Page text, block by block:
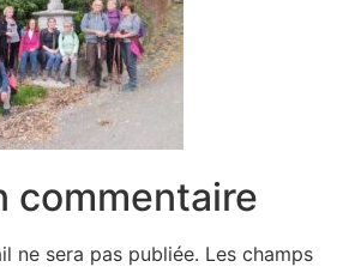
commentaire
ne sera pas publiée. Les champs